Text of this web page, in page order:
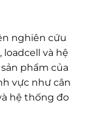
nghiên cứu
và hệ
phẩm của
vực như cân
hệ thống đo